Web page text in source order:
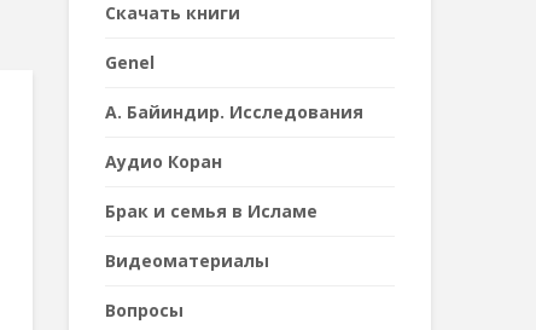
Cкачать книги
Genel
А. Байиндир. Исследования
Аудио Коран
Брак и семья в Исламе
Видеоматериалы
Вопросы